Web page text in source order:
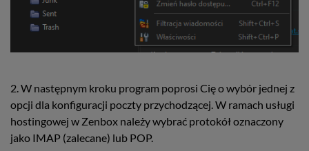
2. W następnym kroku program poprosi Cię o wybór jednej z
opcji dla konfiguracji poczty przychodzącej. W ramach usługi
hostingowej w Zenbox należy wybrać protokół oznaczony
jako IMAP (zalecane) lub POP.